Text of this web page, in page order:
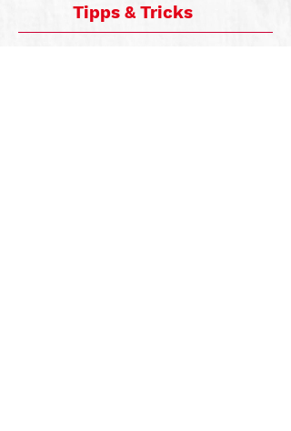
Tipps & Tricks